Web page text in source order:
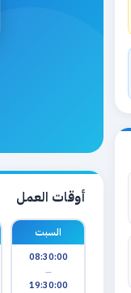
أوقات العمل
السبت
08:30:00
—
19:30:00